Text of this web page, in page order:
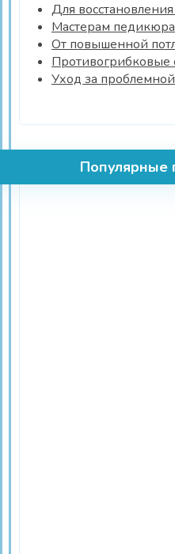
Для
Мастерам
От повышенной
Противогрибковые
Уход за
Популярные